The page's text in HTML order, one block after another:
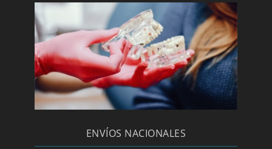
Periodoncia
Periodontitis
Prótesis dental en A coruña
Prótesis dental en Albacete
Prótesis dental en Almería
Prótesis dental en Guadalajara
ENVÍOS NACIONALES